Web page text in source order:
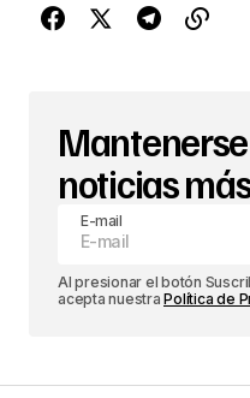
noticias
E-mail
Al presionar el botón
acepta nuestraPolítica de